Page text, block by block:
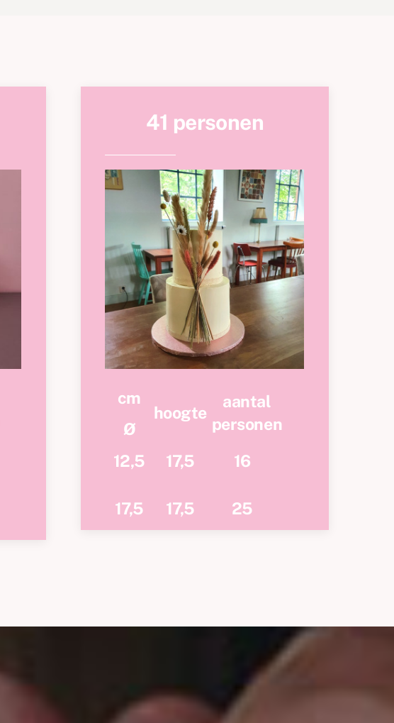
41 personen
cm
Ø
hoogte
aantal
personen
12,5
17,5 16
17,5 17,5 25